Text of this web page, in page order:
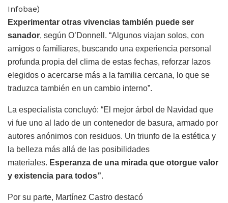
Infobae)
Experimentar otras vivencias también puede ser
sanador, según O’Donnell. “Algunos viajan solos, con
amigos o familiares, buscando una experiencia personal
profunda propia del clima de estas fechas, reforzar lazos
elegidos o acercarse más a la familia cercana, lo que se
traduzca también en un cambio interno”.
La especialista concluyó: “El mejor árbol de Navidad que
vi fue uno al lado de un contenedor de basura, armado por
autores anónimos con residuos. Un triunfo de la estética y
la belleza más allá de las posibilidades
materiales. Esperanza de una mirada que otorgue valor
y existencia para todos”.
Por su parte, Martínez Castro destacó